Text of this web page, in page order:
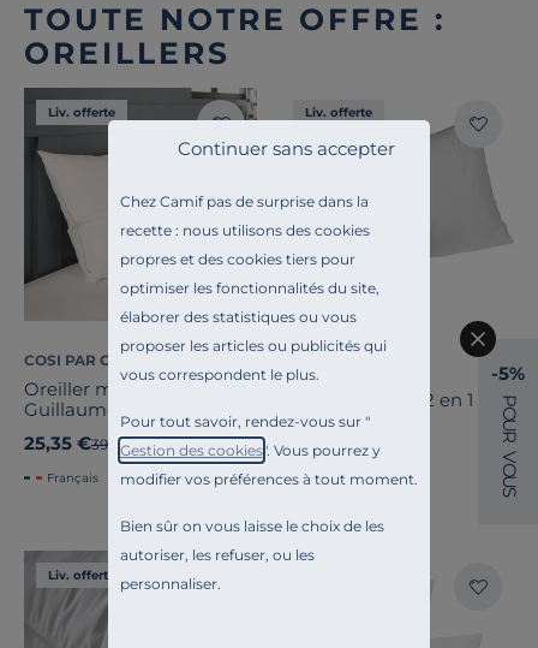
Chez Camif pas de surprise dans la
recette : nous utilisons des cookies
propres et des cookies tiers pour
optimiser les fonctionnalités du site,
élaborer des statistiques ou vous
proposer les articles ou publicités qui
vous correspondent le plus.
Pour tout savoir, rendez-vous sur "
Gestion des cookies". Vous pourrez y
modifier vos préférences à tout moment.
Bien sûr on vous laisse le choix de les
autoriser, les refuser, ou les
personnaliser.
Continuer sans accepter
TOUTE NOTRE OFFRE :
OREILLERS
Liv. offerte
COSI PAR CAMIF
Oreiller moelleux Seaqual
Guillaume
25,35 €Ancien prix
39,00 € -35%
Français
Liv. offerte
BULTEX
Oreiller Confort 2 en 1
69,00 €
Liv. offerte
-5%
P
O
U
R
V
O
U
S